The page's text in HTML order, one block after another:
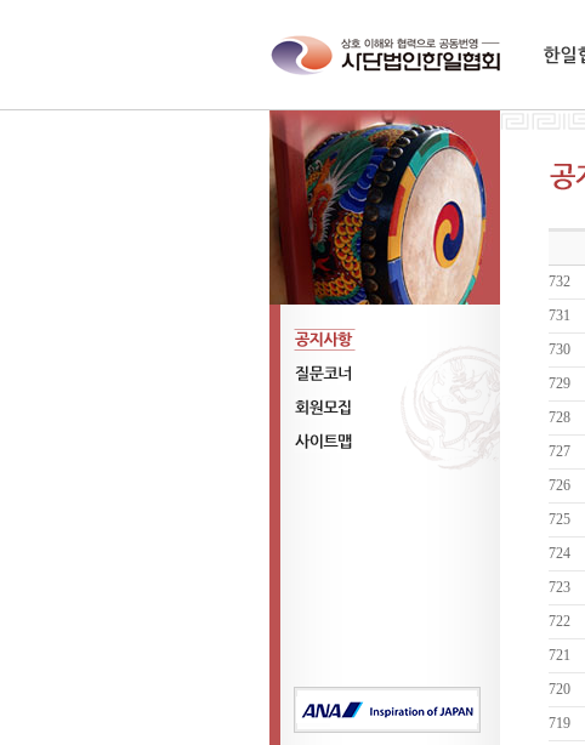
공지사항
질문코너
회원모집
732
731
730
729
728
727
726
725
724
723
722
721
720
719